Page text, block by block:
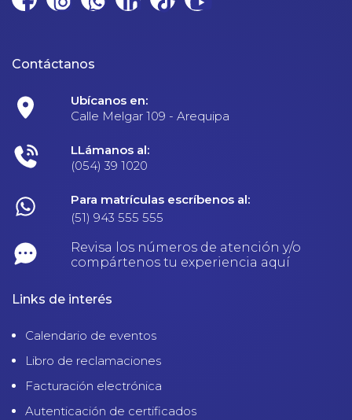
Contáctanos
Ubícanos en:
Calle Melgar 109 - Arequipa
LLámanos al:
(054) 39 1020
Para matrículas escríbenos al:
(51) 943 555 555
Revisa los números de atención y/o
compártenos tu experiencia aquí
Links de interés
Calendario de eventos
Libro de reclamaciones
Facturación electrónica
Autenticación de certificados